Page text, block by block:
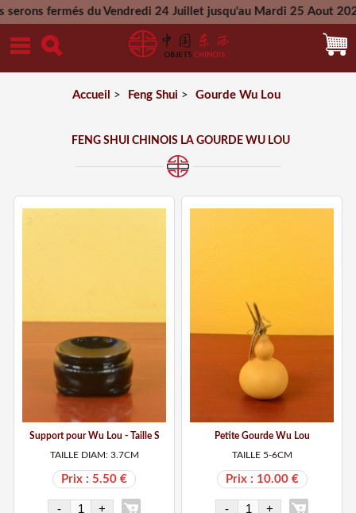
du Vendredi 24 Juillet jusqu'au Mardi 25 Aout 2026 -
Mercredi 26 Aout 2026
Accueil > Feng Shui > Gourde Wu Lou
FENG SHUI CHINOIS LA GOURDE WU LOU
Support pour Wu Lou - Taille S
TAILLE DIAM: 3.7CM
Prix : 5.50 €
Petite Gourde Wu Lou
TAILLE 5-6CM
Prix : 10.00 €